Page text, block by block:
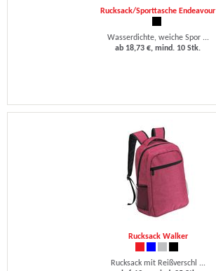
Rucksack/Sporttasche Endeavour
Wasserdichte, weiche Spor ...
ab 18,73 €, mind. 10 Stk.
Rucksack Walker
Rucksack mit Reißverschl ...